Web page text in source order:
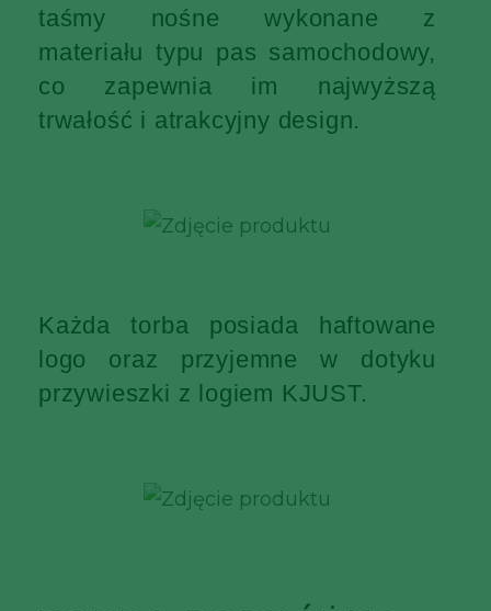
taśmy nośne wykonane z
materiału typu pas samochodowy,
co zapewnia im najwyższą
trwałość i atrakcyjny design.
Każda torba posiada haftowane
logo oraz przyjemne w dotyku
przywieszki z logiem KJUST.